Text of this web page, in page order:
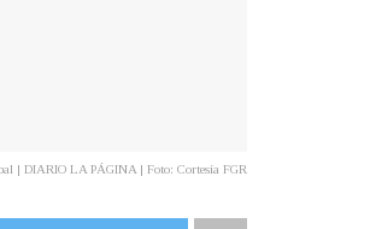
| DIARIO LA PÁGINA | Foto: Cortesía FGR